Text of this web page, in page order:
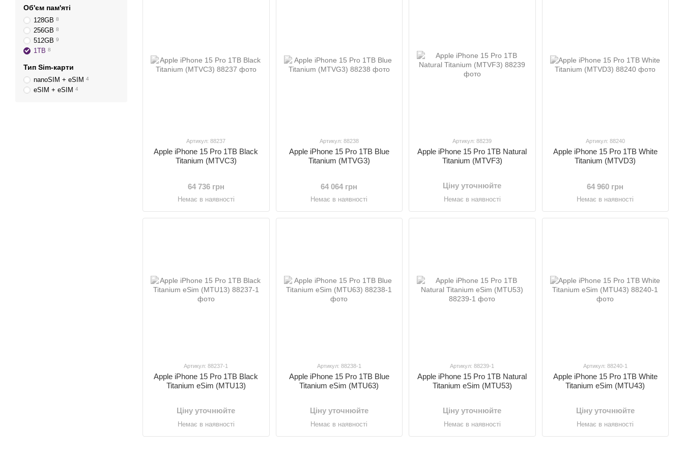
Артикул: 88237
Apple iPhone 15 Pro 1TB Black
Titanium (MTVC3)
64 736 грн
Немає в наявності
Артикул: 88238
Apple iPhone 15 Pro 1TB Blue
Titanium (MTVG3)
64 064 грн
Немає в наявності
Артикул: 88239
Apple iPhone 15 Pro 1TB Natural
Titanium (MTVF3)
Ціну уточнюйте
Немає в наявності
Артикул: 88240
Apple iPhone 15 Pro 1TB White
Titanium (MTVD3)
64 960 грн
Немає в наявності
Артикул: 88237-1
Apple iPhone 15 Pro 1TB Black
Titanium eSim (MTU13)
Ціну уточнюйте
Немає в наявності
Артикул: 88238-1
Apple iPhone 15 Pro 1TB Blue
Titanium eSim (MTU63)
Ціну уточнюйте
Немає в наявності
Артикул: 88239-1
Apple iPhone 15 Pro 1TB Natural
Titanium eSim (MTU53)
Ціну уточнюйте
Немає в наявності
Артикул: 88240-1
Apple iPhone 15 Pro 1TB White
Titanium eSim (MTU43)
Ціну уточнюйте
Немає в наявності
Об'єм пам'яті
128GB 8
256GB 8
512GB 9
1TB 8
Тип Sim-карти
nanoSIM + eSIM 4
eSIM + eSIM 4